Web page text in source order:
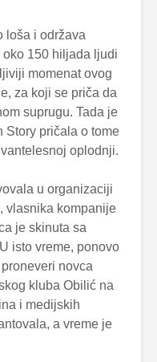
loša i održava
150 hiljada ljudi
momenat ovog
za koji se priča da
suprugu. Tada je
Story pričala o tome
oplodnji.
u organizaciji
vlasnika kompanije
je skinuta sa
isto vreme, ponovo
novca
kluba Obilić na
i medijskih
a vreme je